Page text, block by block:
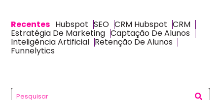
Recentes Hubspot SEO CRM Hubspot CRM
Estratégia De Marketing Captação De Alunos
Inteligência Artificial Retenção De Alunos
Funnelytics